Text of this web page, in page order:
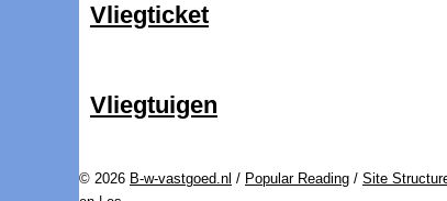
Vliegticket
Vliegtuigen
© 2026 B-w-vastgoed.nl / Popular Reading / Site